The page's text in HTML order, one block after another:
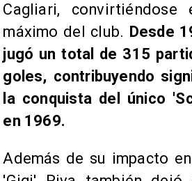
Cagliari,
máximo del club. Desde
jugó un total de 315
goles, contribuyendo
la conquista del único
en 1969.
Además de su impacto